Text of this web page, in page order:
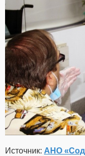
Источник: АНО